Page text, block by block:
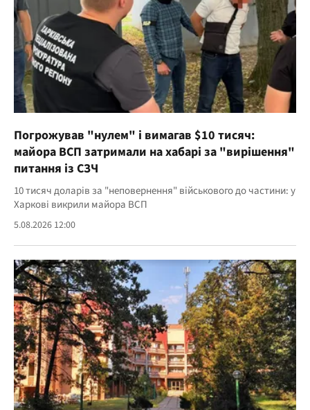
Погрожував "нулем" і вимагав $10 тисяч:
майора ВСП затримали на хабарі за "вирішення"
питання із СЗЧ
10 тисяч доларів за "неповернення" військового до частини: у
Харкові викрили майора ВСП
5.08.2026 12:00